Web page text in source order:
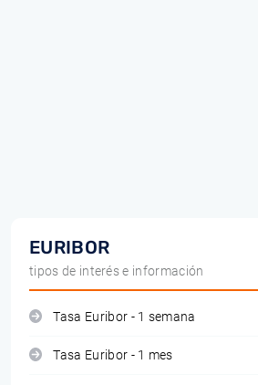
EURIBOR
tipos de interés e información
Tasa Euribor - 1 semana
Tasa Euribor - 1 mes